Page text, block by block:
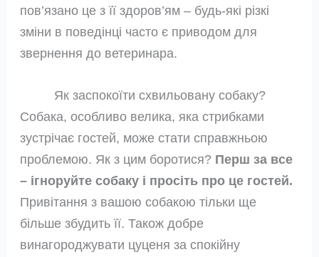
пов’язано це з її здоров’ям – будь-які різкі
зміни в поведінці часто є приводом для
звернення до ветеринара.
Як заспокоїти схвильовану собаку?
Собака, особливо велика, яка стрибками
зустрічає гостей, може стати справжньою
проблемою. Як з цим боротися? Перш за все
– ігноруйте собаку і просіть про це гостей.
Привітання з вашою собакою тільки ще
більше збудить її. Також добре
винагороджувати цуценя за спокійну